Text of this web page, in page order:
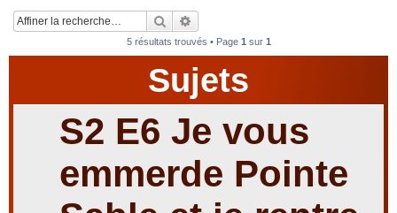
Rechercher
5 résultats trouvés • Page 1 sur 1
Sujets
S2 E6 Je vous
emmerde Pointe